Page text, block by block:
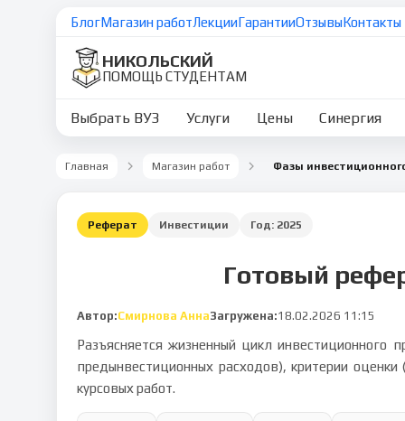
БлогМагазин работЛекцииГарантииОтзывыКонтакты
НИКОЛЬСКИЙ
ПОМОЩЬ СТУДЕНТАМ
Выбрать ВУЗ Услуги Цены Синергия
Главная Магазин работ
Реферат Инвестиции Год: 2025
Готовый
Автор:Смирнова АннаЗагружена:18.02.2026 11:15
Разъясняется жизненный цикл инвестиционного
предынвестиционных расходов), критерии
курсовых работ.